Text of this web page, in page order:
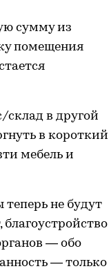
сумму из
помещения
в другой
в короткий
мебель и
не будут
— обо
— только